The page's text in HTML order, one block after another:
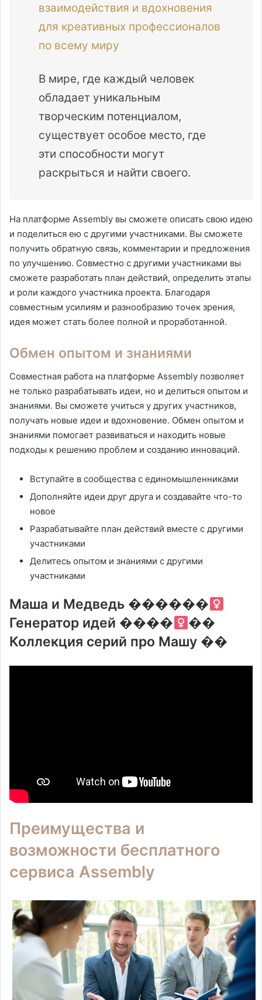
взаимодействия и вдохновения
для креативных профессионалов
по всему миру
В мире, где каждый человек
обладает уникальным
творческим потенциалом,
существует особое место, где
эти способности могут
раскрыться и найти своего.
На платформе Assembly вы сможете описать свою идею
и поделиться ею с другими участниками. Вы сможете
получить обратную связь, комментарии и предложения
по улучшению. Совместно с другими участниками вы
сможете разработать план действий, определить этапы
и роли каждого участника проекта. Благодаря
совместным усилиям и разнообразию точек зрения,
идея может стать более полной и проработанной.
Обмен опытом и знаниями
Совместная работа на платформе Assembly позволяет
не только разрабатывать идеи, но и делиться опытом и
знаниями. Вы сможете учиться у других участников,
получать новые идеи и вдохновение. Обмен опытом и
знаниями помогает развиваться и находить новые
подходы к решению проблем и созданию инноваций.
Вступайте в сообщества с единомышленниками
Дополняйте идеи друг друга и создавайте что-то
новое
Разрабатывайте план действий вместе с другими
участниками
Делитесь опытом и знаниями с другими
участниками
Маша и Медведь ������‍
Генератор идей ����‍
��
Коллекция серий про Машу ��
Преимущества и
возможности бесплатного
сервиса Assembly